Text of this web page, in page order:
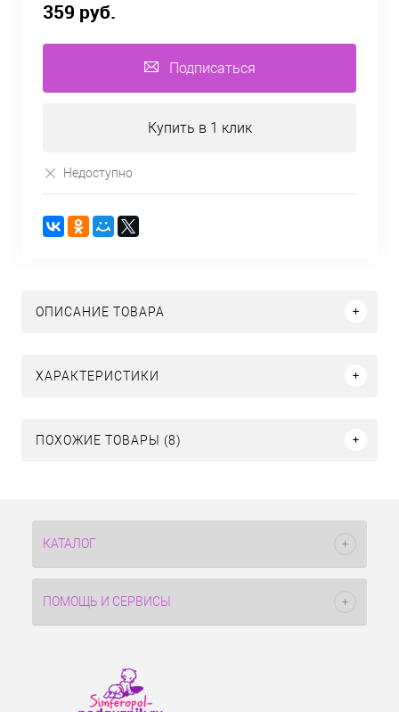
359 руб.
Подписаться
Купить в 1 клик
Недоступно
ОПИСАНИЕ ТОВАРА
ХАРАКТЕРИСТИКИ
ПОХОЖИЕ ТОВАРЫ (8)
КАТАЛОГ
ПОМОЩЬ И СЕРВИСЫ